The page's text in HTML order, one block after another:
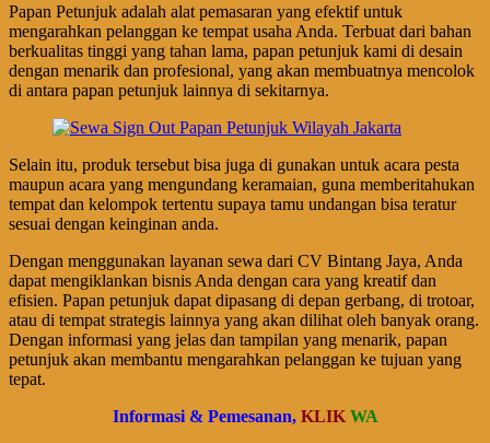
Papan Petunjuk adalah alat pemasaran yang efektif untuk
mengarahkan pelanggan ke tempat usaha Anda. Terbuat dari bahan
berkualitas tinggi yang tahan lama, papan petunjuk kami di desain
dengan menarik dan profesional, yang akan membuatnya mencolok
di antara papan petunjuk lainnya di sekitarnya.
Selain itu, produk tersebut bisa juga di gunakan untuk acara pesta
maupun acara yang mengundang keramaian, guna memberitahukan
tempat dan kelompok tertentu supaya tamu undangan bisa teratur
sesuai dengan keinginan anda.
Dengan menggunakan layanan sewa dari CV Bintang Jaya, Anda
dapat mengiklankan bisnis Anda dengan cara yang kreatif dan
efisien. Papan petunjuk dapat dipasang di depan gerbang, di trotoar,
atau di tempat strategis lainnya yang akan dilihat oleh banyak orang.
Dengan informasi yang jelas dan tampilan yang menarik, papan
petunjuk akan membantu mengarahkan pelanggan ke tujuan yang
tepat.
Informasi & Pemesanan, KLIK WA